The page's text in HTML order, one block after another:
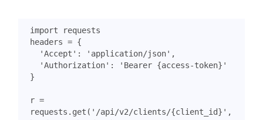
import
requests
headers = {
'Accept' : 'application/json' ,
'Authorization' :
'Bearer {access-token}'
}
r =
requests . get ( '/api/v2/clients/{client_id} ' ,